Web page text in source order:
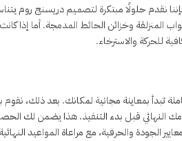
نقدم حلولًا مبتكرة لتصميم دريسنج روم
المنزلقة وخزائن الحائط المدمجة. أما إذا
للحركة والاسترخاء.
تبدأ بمعاينة مجانية لمكانك. بعد ذلك، نقوم
قبل بدء التنفيذ. هذا يضمن لك
الجودة والحرفية، مع مراعاة المواعيد